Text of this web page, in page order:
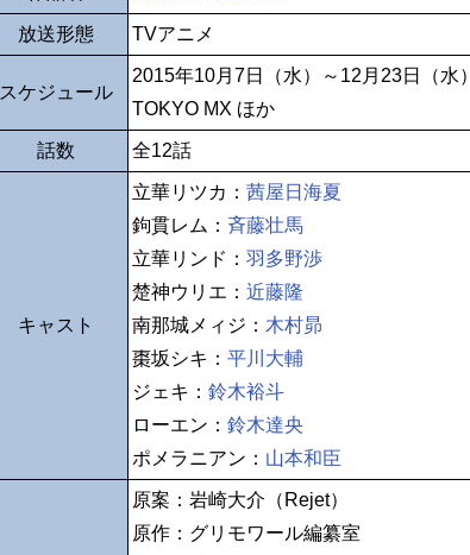
放送形態 TVアニメ
スケジュール
2015年10月7日（水）～12月23日（水）
TOKYO MX ほか
話数 全12話
キャスト
立華リツカ： 茜屋日海夏
鉤貫レム： 斉藤壮馬
立華リンド： 羽多野渉
楚神ウリエ： 近藤隆
南那城メィジ： 木村昴
棗坂シキ： 平川大輔
ジェキ： 鈴木裕斗
ローエン： 鈴木達央
ポメラニアン： 山本和臣
原案：岩崎大介（Rejet）
原作：グリモワール編纂室